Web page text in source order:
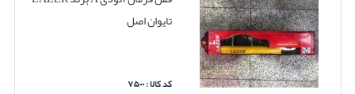
تایوان اصل
کد کالا : ۷۵۰۰